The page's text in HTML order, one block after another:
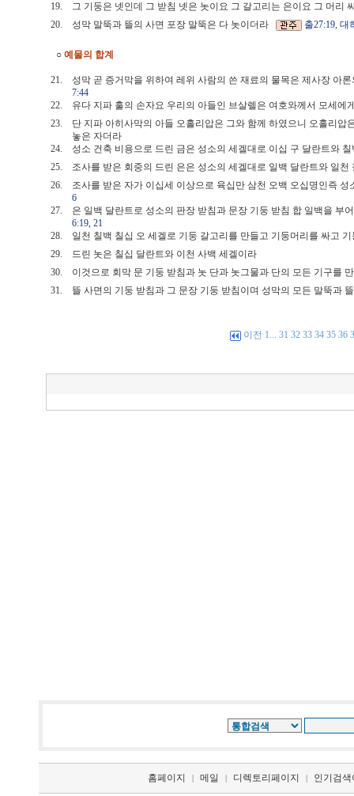
19.
그 기둥은 넷인데 그 받침 넷은 놋이요 그 갈고리는 은이요 그 머
20.
성막 말뚝과 뜰의 사면 포장 말뚝은 다 놋이더라 출27:19, 대
○ 예물의 합계
21.
성막 곧 증거막을 위하여 레위 사람의 쓴 재료의 물목은 제사장 아
7:44
22.
유다 지파 훌의 손자요 우리의 아들인 브살렐은 여호와께서 모세
23.
단 지파 아히사막의 아들 오홀리압은 그와 함께 하였으니 오홀리
놓은 자더라
24.
성소 건축 비용으로 드린 금은 성소의 세겔대로 이십 구 달란트와
25.
조사를 받은 회중의 드린 은은 성소의 세겔대로 일백 달란트와 일
26.
조사를 받은 자가 이십세 이상으로 육십만 삼천 오백 오십명인즉
6
27.
은 일백 달란트로 성소의 판장 받침과 문장 기둥 받침 합 일백을
6:19, 21
28.
일천 칠백 칠십 오 세겔로 기둥 갈고리를 만들고 기둥머리를 싸고
29.
드린 놋은 칠십 달란트와 이천 사백 세겔이라
30.
이것으로 회막 문 기둥 받침과 놋 단과 놋그물과 단의 모든 기구를
31.
뜰 사면의 기둥 받침과 그 문장 기둥 받침이며 성막의 모든 말뚝과
이전 1... 31 32 33 34 35 36
홈페이지 | 메일 | 디렉토리페이지 | 인기검색